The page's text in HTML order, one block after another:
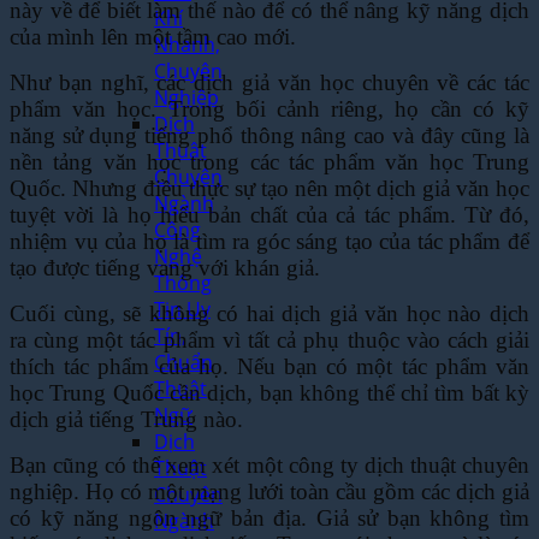
Khí
Nhanh,
Chuyên
Nghiệp
Dịch
Thuật
Chuyên
Ngành
Công
Nghệ
Thông
Tin Uy
Tín,
Chuẩn
Thuật
Ngữ
Dịch
Thuật
Chuyên
Ngành
này về để biết làm thế nào để có thể nâng kỹ năng dịch
của mình lên một tầm cao mới.
Như bạn nghĩ, các dịch giả văn học chuyên về các tác
phẩm văn học. Trong bối cảnh riêng, họ cần có kỹ
năng sử dụng tiếng phổ thông nâng cao và đây cũng là
nền tảng văn học trong các tác phẩm văn học Trung
Quốc. Nhưng điều thực sự tạo nên một dịch giả văn học
tuyệt vời là họ hiểu bản chất của cả tác phẩm. Từ đó,
nhiệm vụ của họ là tìm ra góc sáng tạo của tác phẩm để
tạo được tiếng vang với khán giả.
Cuối cùng, sẽ không có hai dịch giả văn học nào dịch
ra cùng một tác phẩm vì tất cả phụ thuộc vào cách giải
thích tác phẩm của họ. Nếu bạn có một tác phẩm văn
học Trung Quốc cần dịch, bạn không thể chỉ tìm bất kỳ
dịch giả tiếng Trung nào.
Bạn cũng có thể xem xét một công ty dịch thuật chuyên
nghiệp. Họ có một mạng lưới toàn cầu gồm các dịch giả
có kỹ năng ngôn ngữ bản địa. Giả sử bạn không tìm